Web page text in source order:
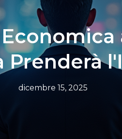
Prenderà
dicembre 15, 2025